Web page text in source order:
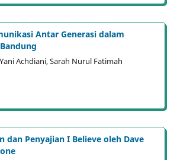
Antar Generasi dalam
Achdiani, Sarah Nurul Fatimah
dan Penyajian I Believe oleh Dave